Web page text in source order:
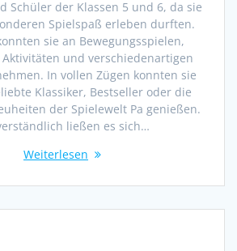
Schüler der Klassen 5 und 6, da sie
Spielspaß erleben durften.
sie an Bewegungsspielen,
und verschiedenartigen
In vollen Zügen konnten sie
Klassiker, Bestseller oder die
der Spielewelt Pa genießen.
ließen es sich…
Weiterlesen